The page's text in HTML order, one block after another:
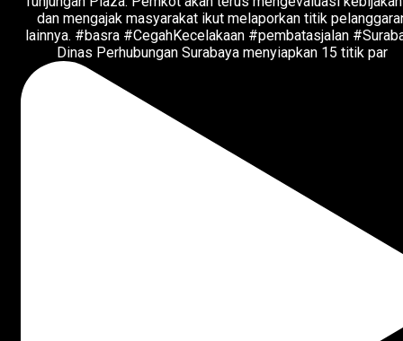
Dinas Perhubungan Surabaya menyiapkan 15 titik par